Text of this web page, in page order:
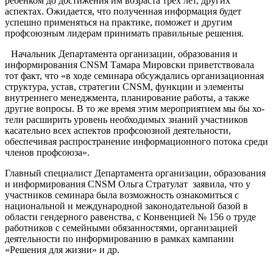
аспектах. Ожидается, что получен­ная информация будет
успешно применяться на практике, помо­жет и другим
профсоюзным лиде­рам принимать правильные реше­ния.
Начальник Департамента ор­ганизации, образования и
инфор­мирования CNSM Тамара Миров­ски приветствовала
тот факт, что «в ходе семинара обсуждались ор­ганизационная
структура, устав, стратегии CNSM, функции и эле­менты
внутреннего менеджмен­та, планирование работы, а так­же
другие вопросы. В то же вре­мя этим мероприятием мы бы хо­
тели расширить уровень необхо­димых знаний участников
каса­тельно всех аспектов профсоюз­ной деятельности,
обеспечивая распространение информацион­ного потока среди
членов профсо­юза».
Главный специалист Департа­мента организации, образования
и информирования CNSM Ольга Стратулат заявила, что у
участни­ков семинара была возможность ознакомиться с
национальной и международной законодательной базой в
области гендерного равен­ства, с Конвенцией № 156 о труде
работников с семейными обязан­ностями, организацией
деятель­ности по информированию в рам­ках кампании
«Решения для жиз­ни» и др.